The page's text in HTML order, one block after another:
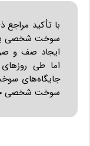
با تأکید
سوخت شخصی
ایجاد صف و
اما طی
جایگاه‌های
سوخت شخصی